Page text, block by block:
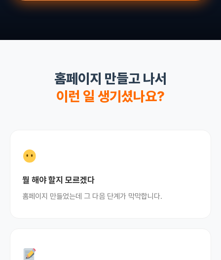
홈페이지 만들고 나서
이런 일 생기셨나요?
뭘 해야 할지 모르겠다
홈페이지 만들었는데 그 다음 단계가 막막합니다.